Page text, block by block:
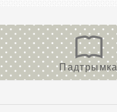
Падтрымка